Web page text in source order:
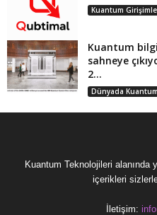
Kuantum
Kuantum
sahneye
2...
Dünyada
Kuantum Teknolojileri
içerikleri
İletişim: